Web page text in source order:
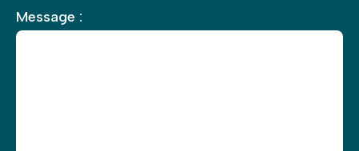
Veuillez
laisser
Message :